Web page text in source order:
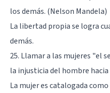
los demás. (Nelson Mandela)
La libertad propia se logra
demás.
25. Llamar a las mujeres "el
la injusticia del hombre
La mujer es catalogada